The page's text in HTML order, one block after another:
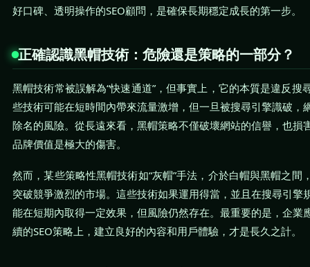
好口碑、透明操作的SEO顧問，是確保長期穩定成長的第一步。
正確認識黑帽技術：危險還是策略的一部分？
黑帽技術常被誤解為“快速通道”，但事實上，它的本質是違反搜
些技術可能在短時間內帶來流量激增，但一旦被搜尋引擎識破，
除名的風險。從長遠來看，黑帽策略不僅破壞網站的信譽，也損
品牌價值是極大的傷害。
然而，某些策略性黑帽技術如“灰帽”手法，介於白帽與黑帽之間
突破競爭激烈的市場。這些技術如果運用得當，並且在搜尋引擎
能在短期內取得一定效果，但風險仍然存在。最重要的是，企業
續的SEO策略上，建立良好的內容和用戶體驗，才是長久之計。